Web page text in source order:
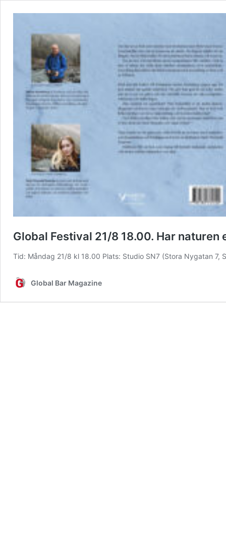
Global Festival 21/8 18.00. Har naturen
Tid: Måndag 21/8 kl 18.00 Plats: Studio SN7 (Stora Nygatan 7,
Global Bar Magazine